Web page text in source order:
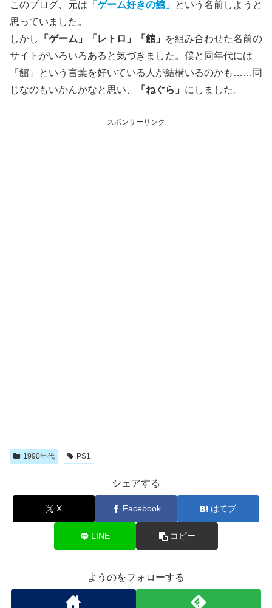
このブログ、元は 「ゲーム好きの館」 という名前しようと
思っていました。
しかし
「ゲーム」「レトロ」「館」
を組み合わせた名前の
サイトがいろいろあると気づきました。僕と同年代には
「館」という言葉を好いている人が結構いるのかも……同
じなのもいかんかなと思い、
「ねぐら」 にしました。
スポンサーリンク
1990年代 PS1
シェアする
X Facebook はてブ
LINE コピー
ようのをフォローする